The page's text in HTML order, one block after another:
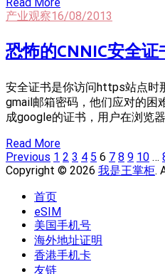
产业观察16/08/2013
恐怖的CNNIC安全
安全证书是你访问https站点时
gmail邮箱密码，他们应对的困
成google的证书，用户在浏览
Read More
Posts
Navigation
Previous Page
1 Page
2 Page
3 Page
4 Page
5 Page
6 Page
7 Page
8 Page
9 Page
10 …
Copyright © 2026 我是王掌柜.
首页
eSIM
美国手机号
海外地址证明
香港手机卡
友链